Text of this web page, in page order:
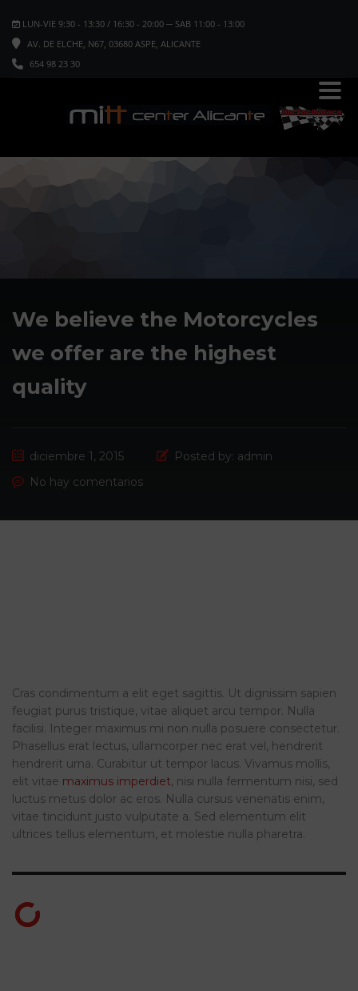
LUN-VIE 9:30 - 13:30 / 16:30 - 20:00 ─ SAB 11:00 - 13:00
AV. DE ELCHE, N67, 03680 ASPE, ALICANTE
654 98 23 30
We believe the Motorcycles
we offer are the highest
quality
diciembre 1, 2015 Posted by: admin
No hay comentarios
Cras condimentum a elit eget sagittis. Ut dignissim sapien
feugiat purus tristique, vitae aliquet arcu tempor. Nulla
facilisi. Integer maximus mi non nulla posuere consectetur.
Phasellus erat lectus, ullamcorper nec erat vel, hendrerit
hendrerit urna. Curabitur ut tempor lacus. Vivamus mollis,
elit vitae maximus imperdiet, nisi nulla fermentum nisi, sed
luctus metus dolor ac eros. Nulla cursus venenatis enim,
vitae tincidunt justo vulputate a. Sed elementum elit
ultrices tellus elementum, et molestie nulla pharetra.